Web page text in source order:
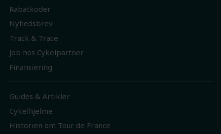
Rabatkoder
Nyhedsbrev
Track & Trace
Job hos Cykelpartner
Finansiering
Guides & Artikler
Cykelhjelme
Historien om Tour de France